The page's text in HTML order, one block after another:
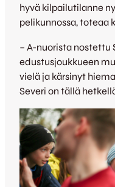
hyvä kilpailutilanne
pelikunnossa, toteaa
– A-nuorista nostettu
edustusjoukkueen
vielä ja kärsinyt
Severi on tällä